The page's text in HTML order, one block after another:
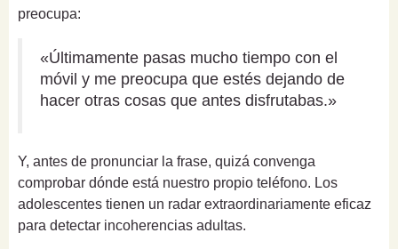
preocupa:
«Últimamente pasas mucho tiempo con el
móvil y me preocupa que estés dejando de
hacer otras cosas que antes disfrutabas.»
Y, antes de pronunciar la frase, quizá convenga
comprobar dónde está nuestro propio teléfono. Los
adolescentes tienen un radar extraordinariamente eficaz
para detectar incoherencias adultas.